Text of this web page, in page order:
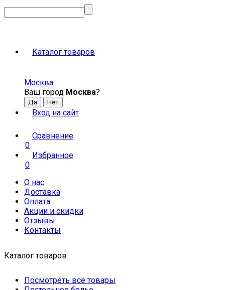
Каталог товаров
Москва
Ваш город Москва?
Вход на сайт
Сравнение
0
Избранное
0
О нас
Доставка
Оплата
Акции и скидки
Отзывы
Контакты
Каталог товаров
Посмотреть все товары